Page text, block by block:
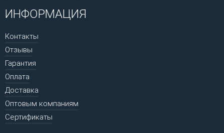
ИНФОРМАЦИЯ
Контакты
Отзывы
Гарантия
Оплата
Доставка
Оптовым компаниям
Сертификаты